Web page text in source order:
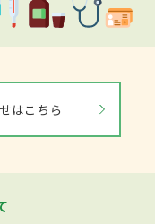
はこちら